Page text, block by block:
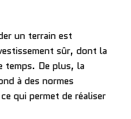
un terrain est
sûr, dont la
temps. De plus, la
à des normes
qui permet de réaliser